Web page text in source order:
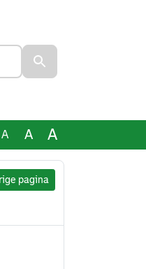
A A A
pagina